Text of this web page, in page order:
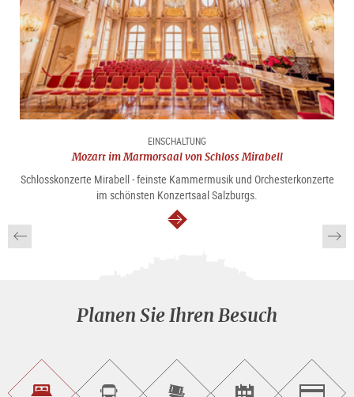
EINSCHALTUNG
Mozart im Marmorsaal von Schloss Mirabell
Schlosskonzerte Mirabell - feinste Kammermusik und Orchesterkonzerte
im schönsten Konzertsaal Salzburgs.
weiter
Planen Sie Ihren Besuch